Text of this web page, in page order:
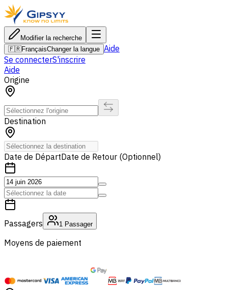
Modifier la recherche
🇫🇷FrançaisChanger la langue Aide
Se connecterS'inscrire
Aide
Origine
Destination
Date de DépartDate de Retour (Optionnel)
Passagers 1 Passager
Moyens de paiement